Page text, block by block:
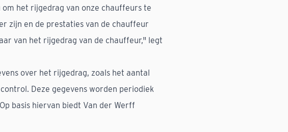
het rijgedrag van onze chauffeurs te
zijn en de prestaties van de chauffeur
van het rijgedrag van de chauffeur," legt
over het rijgedrag, zoals het aantal
Deze gegevens worden periodiek
basis hiervan biedt Van der Werff